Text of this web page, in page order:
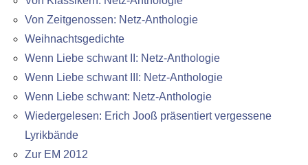
Von Zeitgenossen: Netz-Anthologie
Weihnachtsgedichte
Wenn Liebe schwant II: Netz-Anthologie
Wenn Liebe schwant III: Netz-Anthologie
Wenn Liebe schwant: Netz-Anthologie
Wiedergelesen: Erich Jooß präsentiert vergessene
Lyrikbände
Zur EM 2012